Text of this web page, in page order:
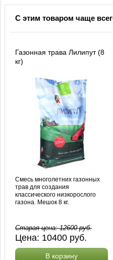
С этим товаром чаще
Газонная трава Лилипут (8
кг)
Смесь многолетних газонных
трав для создания
классического низкорослого
газона. Мешок 8 кг.
Старая цена:12600руб.
Цена: 10400 руб.
В корзину